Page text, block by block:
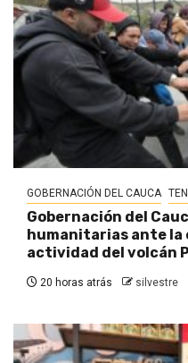
GOBERNACIÓN DEL CAUCA
Gobernación del
humanitarias ante la
actividad del volcán
20 horas atrás silvestre